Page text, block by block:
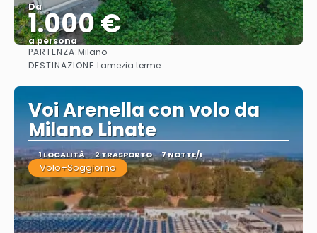
Da
1.000 €
a persona
PARTENZA:Milano
DESTINAZIONE:Lamezia terme
Voi Arenella con volo da
Milano Linate
1 LOCALITÀ 2 TRASPORTO 7 NOTTE/I
Volo+Soggiorno